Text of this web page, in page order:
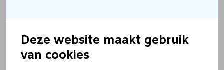
Deze website maakt gebruik
van cookies